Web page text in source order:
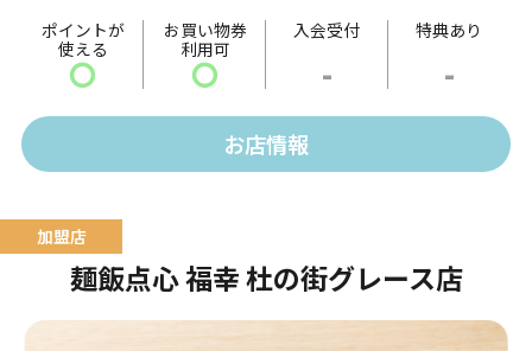
豆富店」とのコラボレーション。
揚げだし豆富定食や豆富丼など、ヘルシーながらボリ
ュームたっぷりのお食事をご提供します。
ポイントが
使える
〇
お買い物券
利用可
〇
入会受付
-
特典あり
-
お店情報
麺飯点心 福幸 杜の街グレース店